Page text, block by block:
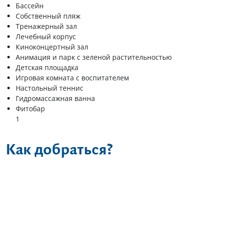
Бассейн
Собственный пляж
Тренажерный зал
Лечебный корпус
Киноконцертный зал
Анимация и парк с зеленой растительностью
Детская площадка
Игровая комната с воспитателем
Настольный теннис
Гидромассажная ванна
Фитобар
1
Как добраться?